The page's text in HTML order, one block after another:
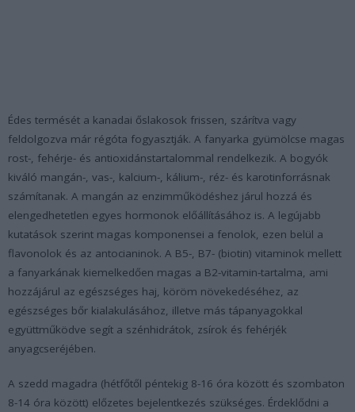
Édes termését a kanadai őslakosok frissen, szárítva vagy
feldolgozva már régóta fogyasztják. A fanyarka gyümölcse magas
rost-, fehérje- és antioxidánstartalommal rendelkezik. A bogyók
kiváló mangán-, vas-, kalcium-, kálium-, réz- és karotinforrásnak
számítanak. A mangán az enzimműködéshez járul hozzá és
elengedhetetlen egyes hormonok előállításához is. A legújabb
kutatások szerint magas komponensei a fenolok, ezen belül a
flavonolok és az antocianinok. A B5-, B7- (biotin) vitaminok mellett
a fanyarkának kiemelkedően magas a B2-vitamin-tartalma, ami
hozzájárul az egészséges haj, köröm növekedéséhez, az
egészséges bőr kialakulásához, illetve más tápanyagokkal
együttműködve segít a szénhidrátok, zsírok és fehérjék
anyagcseréjében.
A szedd magadra (hétfőtől péntekig 8-16 óra között és szombaton
8-14 óra között) előzetes bejelentkezés szükséges. Érdeklődni a